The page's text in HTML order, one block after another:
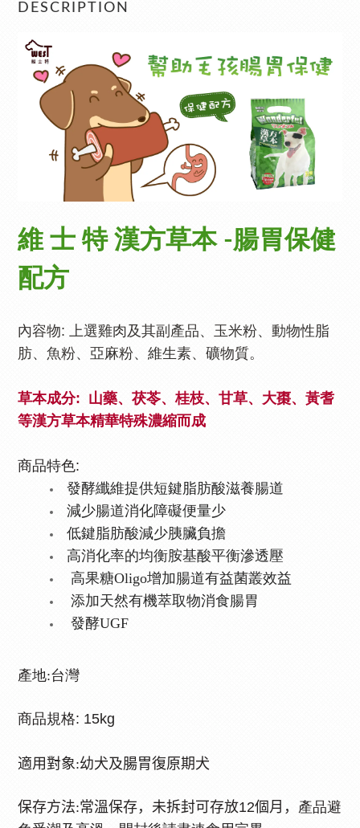
DESCRIPTION
維 士 特 漢方草本 -腸胃保健
配方
內容物: 上選雞肉及其副產品、玉米粉、動物性脂
肪、魚粉、亞麻粉、維生素、 礦物質。
草本成分: 山藥、茯苓、桂枝、甘草、大棗、黃耆
等漢方草本精華特殊濃縮而成
商品特色:
發酵纖維提供短鍵脂肪酸滋養腸道
減少腸道消化障礙便量少
低鍵脂肪酸減少胰臟負擔
高消化率的均衡胺基酸平衡滲透壓
高果糖Oligo增加腸道有益菌叢效益
添加天然有機萃取物消食腸胃
發酵UGF
產地:台灣
商品規格: 15kg
適用對象:幼犬及腸胃復原期犬
保存方法:常溫保存，未拆封可存放12個月， 產品避